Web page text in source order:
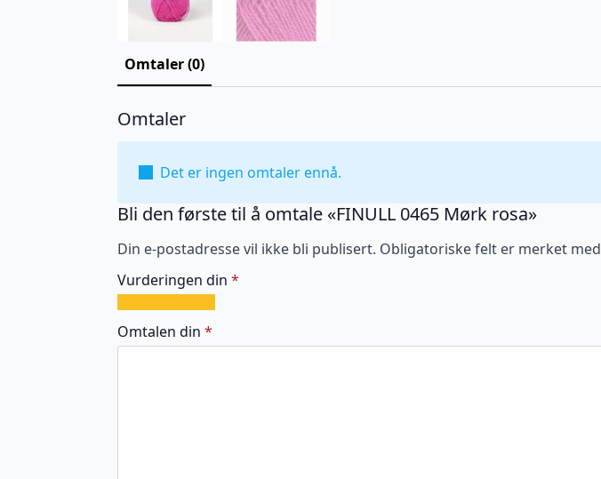
Omtaler (0)
Omtaler
Det er ingen omtaler ennå.
Bli den første til å omtale «FINULL 0465 Mørk rosa»
Din e-postadresse vil ikke bli publisert. Obligatoriske felt er merket med
Vurderingen din *
av
5
av
5
av
5
av
5
av
5
Omtalen din *